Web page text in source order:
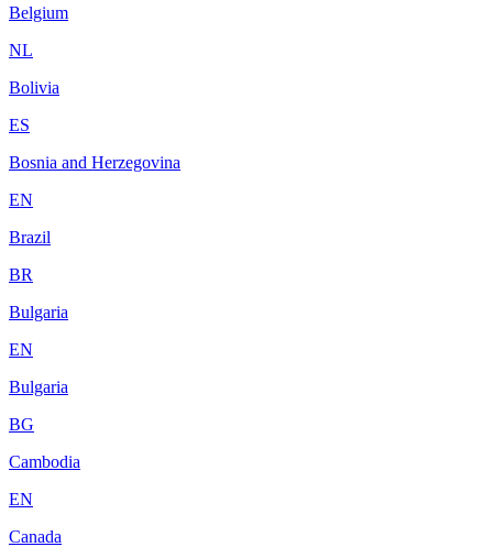
Belgium
NL
Bolivia
ES
Bosnia and Herzegovina
EN
Brazil
BR
Bulgaria
EN
Bulgaria
BG
Cambodia
EN
Canada